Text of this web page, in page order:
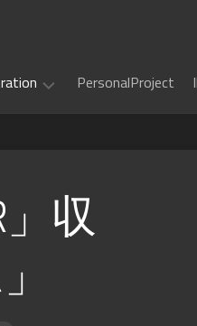
PersonalProject
」収